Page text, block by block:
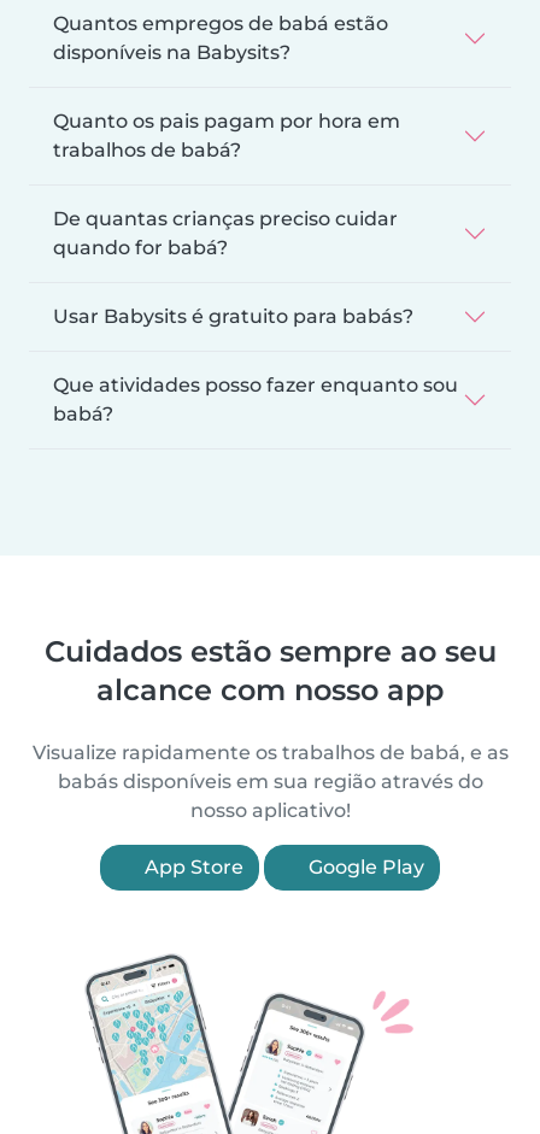
Quantos empregos de babá estão
disponíveis na Babysits?
Quanto os pais pagam por hora em
trabalhos de babá?
De quantas crianças preciso cuidar
quando for babá?
Usar Babysits é gratuito para babás?
Que atividades posso fazer enquanto sou
babá?
Cuidados estão sempre ao seu
alcance com nosso app
Visualize rapidamente os trabalhos de babá, e as
babás disponíveis em sua região através do
nosso aplicativo!
App Store Google Play